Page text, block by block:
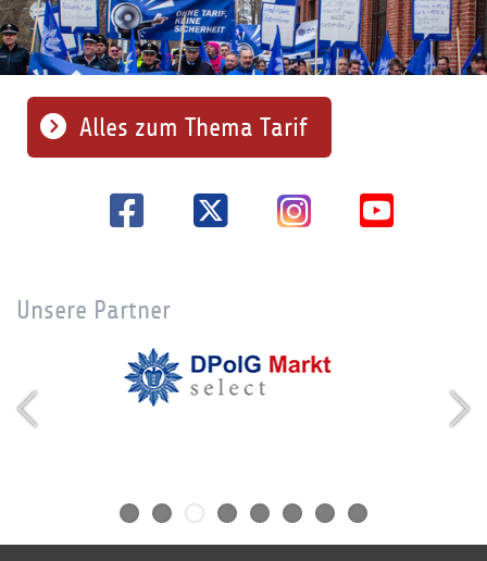
Alles zum Thema Tarif
Unsere Partner